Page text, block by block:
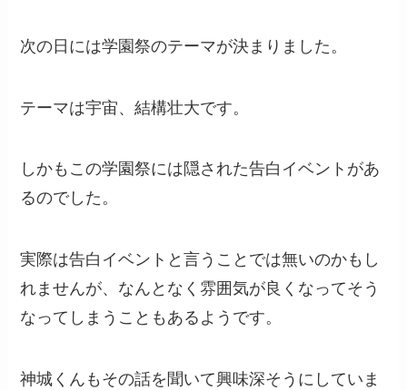
次の日には学園祭のテーマが決まりました。
テーマは宇宙、結構壮大です。
しかもこの学園祭には隠された告白イベントがあ
るのでした。
実際は告白イベントと言うことでは無いのかもし
れませんが、なんとなく雰囲気が良くなってそう
なってしまうこともあるようです。
神城くんもその話を聞いて興味深そうにしていま